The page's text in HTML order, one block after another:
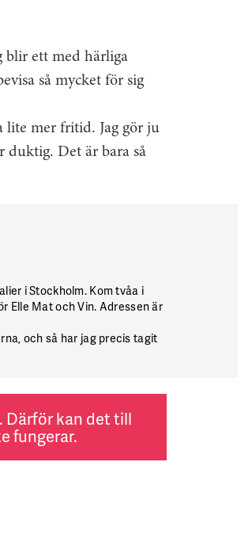
blir ett med härliga
så mycket för sig
lite mer fritid. Jag gör ju
duktig. Det är bara så
i Stockholm. Kom tvåa i
Elle Mat och Vin. Adressen är
och så har jag precis tagit
Därför kan det till
fungerar.